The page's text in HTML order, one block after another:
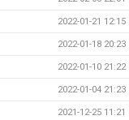
2022-01-21 12:15
2022-01-18 20:23
2022-01-10 21:22
2022-01-04 21:23
2021-12-25 11:21